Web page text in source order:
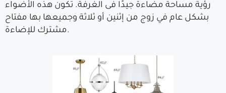
رؤية مساحة مضاءة جيدًا فى الغرفة. تكون هذه الأضواء
بشكل عام في زوج من إثنين أو ثلاثة وجميعها بها مفتاح
مشترك للإضاءة.